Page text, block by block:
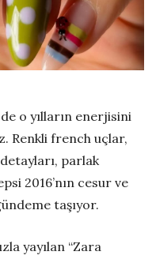
o yılların enerjisini
Renkli french uçlar,
parlak
2016’nın cesur ve
taşıyor.
yayılan “Zara